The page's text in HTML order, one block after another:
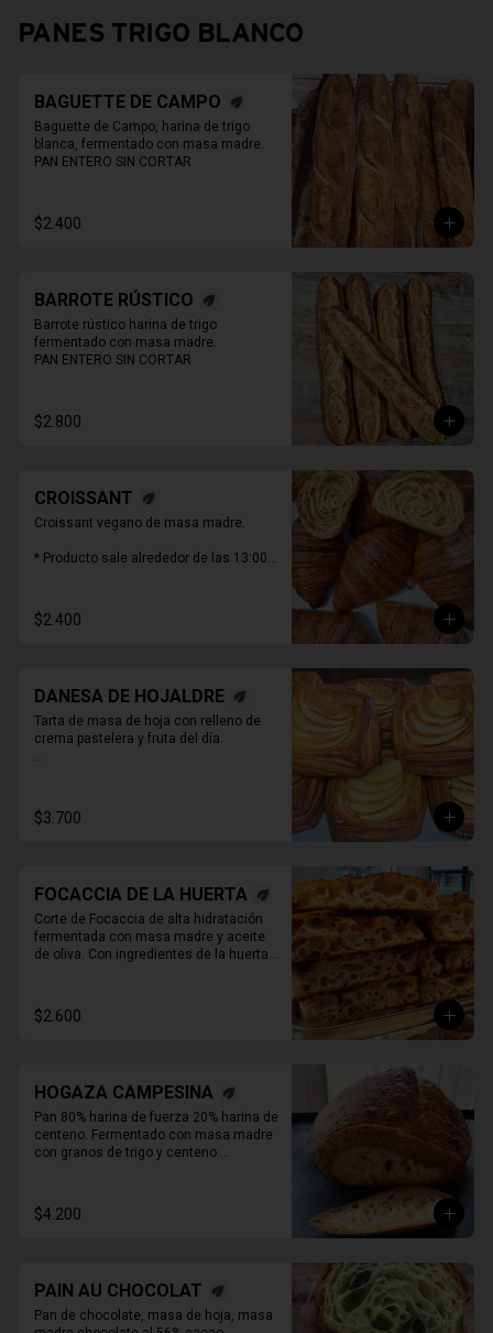
PANES TRIGO BLANCO
BAGUETTE DE CAMPO
Baguette de Campo, harina de trigo
blanca, fermentado con masa madre.
PAN ENTERO SIN CORTAR
$2.400
BARROTE RÚSTICO
Barrote rústico harina de trigo
fermentado con masa madre.
PAN ENTERO SIN CORTAR
$2.800
CROISSANT
Croissant vegano de masa madre.
* Producto sale alrededor de las 13:00 -
$2.400
DANESA DE HOJALDRE
Tarta de masa de hoja con relleno de
crema pastelera y fruta del día.
despacho*
** FOTO  REFERENCIAL
$3.700
FOCACCIA DE LA HUERTA
Corte de Focaccia de alta hidratación
fermentada con masa madre y aceite
de oliva. Con ingredientes de la huerta
$2.600
HOGAZA CAMPESINA
Pan 80% harina de fuerza 20% harina de
centeno. Fermentado con masa madre
con granos de trigo y centeno
REBANAR.
$4.200
PAIN AU CHOCOLAT
Pan de chocolate, masa de hoja, masa